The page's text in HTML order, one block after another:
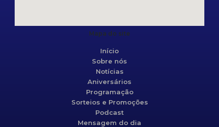
Mapa do site
Início
Sobre nós
Notícias
Aniversários
Programação
Sorteios e Promoções
Podcast
Mensagem do dia